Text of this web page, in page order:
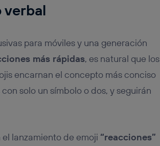
verbal
para móviles y una generación
más rápidas, es natural que los
encarnan el concepto más conciso
solo un símbolo o dos, y seguirán
lanzamiento de emoji “reacciones”